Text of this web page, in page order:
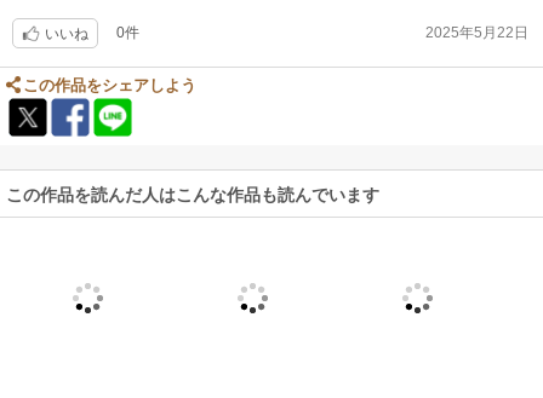
いいね 0件 2025年5月22日
この作品をシェアしよう
この作品を読んだ人はこんな作品も読んでいます